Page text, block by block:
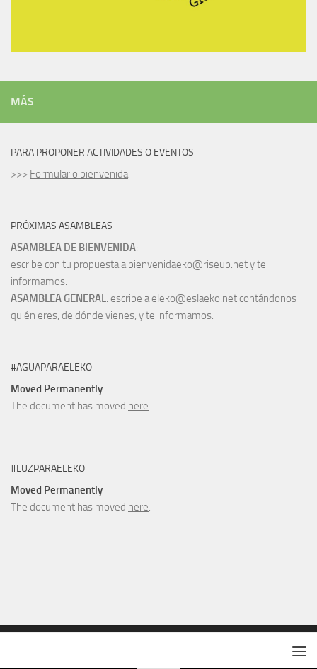
MÁS
PARA PROPONER ACTIVIDADES O EVENTOS
>>> Formulario bienvenida
PRÓXIMAS ASAMBLEAS
ASAMBLEA DE BIENVENIDA:
escribe con tu propuesta a bienvenidaeko@riseup.net y te
informamos.
ASAMBLEA GENERAL: escribe a eleko@eslaeko.net contándonos
quién eres, de dónde vienes, y te informamos.
#AGUAPARAELEKO
Moved Permanently
The document has moved here.
#LUZPARAELEKO
Moved Permanently
The document has moved here.